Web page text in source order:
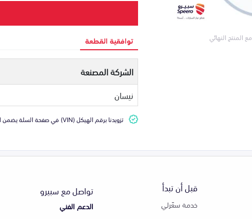
المنتج النهائي توافقية القطعة
الشركة المصنعة
نيسان
تزويدنا برقم الهيكل (VIN) في صفحة السلة يضمن التطابق التام للقطعة مع سيارتك
قبل أن تبدأ
خدمة سعّرلي
تواصل مع سبيرو
الدعم الفني